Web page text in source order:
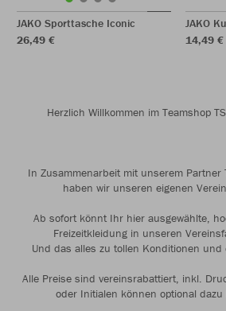
JAKO Sporttasche Iconic
26,49 €
JAKO
14,49 €
Herzlich Willkommen im Teamshop
In Zusammenarbeit mit unserem Partner
haben wir unseren eigenen
Ab sofort könnt Ihr hier ausgewählte,
Freizeitkleidung in unseren
Und das alles zu tollen Konditionen und
Alle Preise sind vereinsrabattiert, inkl.
oder Initialen können optional